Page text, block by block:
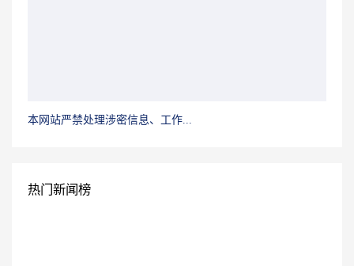
本网站严禁处理涉密信息、工作...
热门新闻榜